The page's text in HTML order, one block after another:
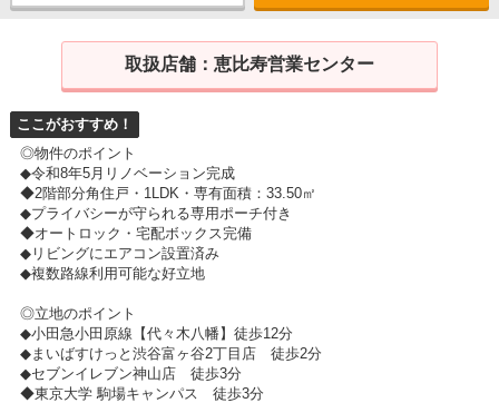
取扱店舗： 恵比寿営業センター
ここがおすすめ！
◎物件のポイント
◆令和8年5月リノベーション完成
◆2階部分角住戸・1LDK・専有面積：33.50㎡
◆プライバシーが守られる専用ポーチ付き
◆オートロック・宅配ボックス完備
◆リビングにエアコン設置済み
◆複数路線利用可能な好立地
◎立地のポイント
◆小田急小田原線【代々木八幡】徒歩12分
◆まいばすけっと渋谷富ヶ谷2丁目店 徒歩2分
◆セブンイレブン神山店 徒歩3分
◆東京大学 駒場キャンパス 徒歩3分